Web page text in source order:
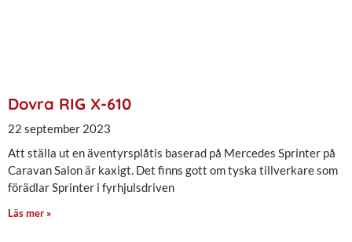
Dovra RIG X-610
22 september 2023
Att ställa ut en äventyrsplåtis baserad på Mercedes Sprinter på
Caravan Salon är kaxigt. Det finns gott om tyska tillverkare som
förädlar Sprinter i fyrhjulsdriven
Läs mer »